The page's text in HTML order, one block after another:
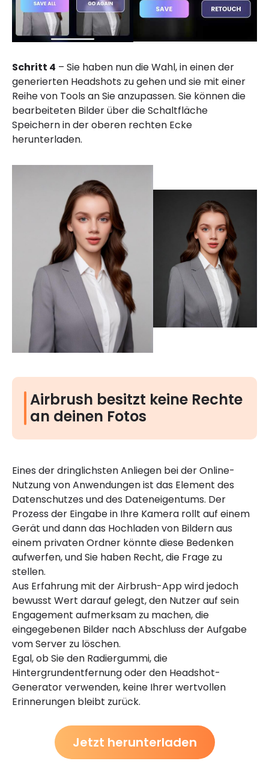
Schritt 4 – Sie haben nun die Wahl, in einen der
generierten Headshots zu gehen und sie mit einer
Reihe von Tools an Sie anzupassen. Sie können die
bearbeiteten Bilder über die Schaltfläche
Speichern in der oberen rechten Ecke
herunterladen.
Airbrush besitzt keine Rechte
an deinen Fotos
Eines der dringlichsten Anliegen bei der Online-
Nutzung von Anwendungen ist das Element des
Datenschutzes und des Dateneigentums. Der
Prozess der Eingabe in Ihre Kamera rollt auf einem
Gerät und dann das Hochladen von Bildern aus
einem privaten Ordner könnte diese Bedenken
aufwerfen, und Sie haben Recht, die Frage zu
stellen.
Aus Erfahrung mit der Airbrush-App wird jedoch
bewusst Wert darauf gelegt, den Nutzer auf sein
Engagement aufmerksam zu machen, die
eingegebenen Bilder nach Abschluss der Aufgabe
vom Server zu löschen.
Egal, ob Sie den Radiergummi, die
Hintergrundentfernung oder den Headshot-
Generator verwenden, keine Ihrer wertvollen
Erinnerungen bleibt zurück.
Jetzt herunterladen